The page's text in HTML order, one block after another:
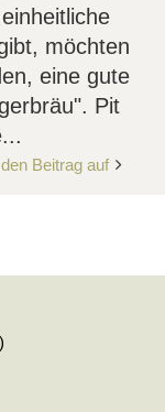
möchten
eine gute
Pit
Beitrag auf